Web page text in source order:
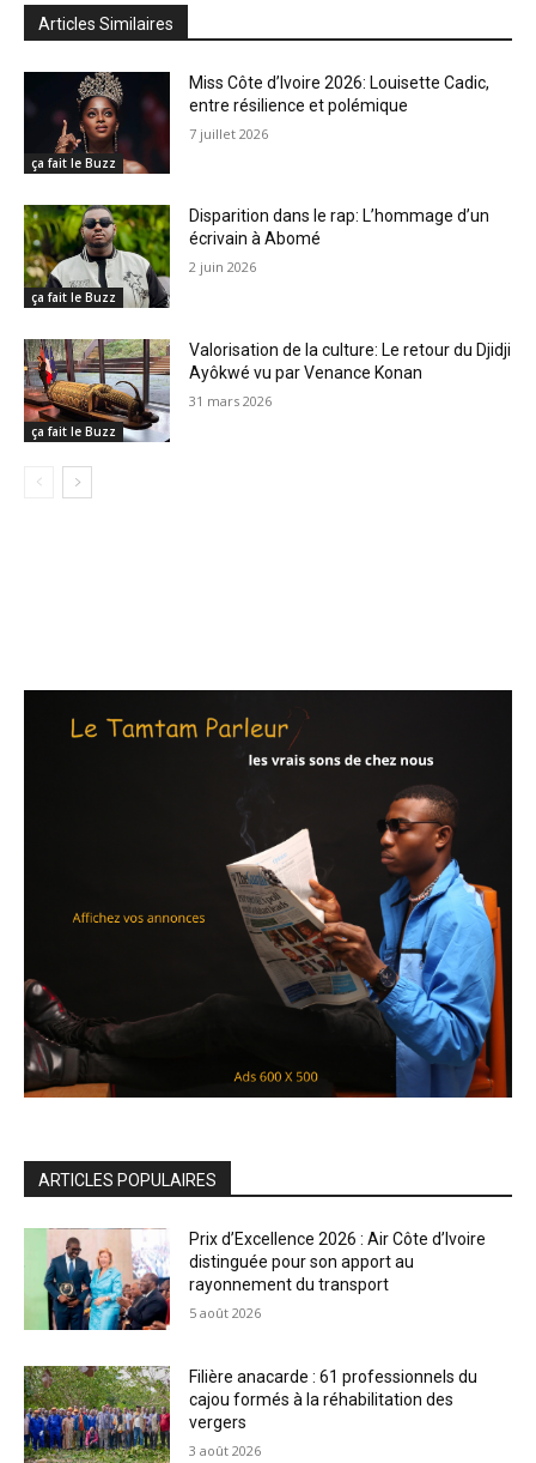
Articles Similaires
ça fait le Buzz
Miss Côte d’Ivoire 2026: Louisette Cadic,
entre résilience et polémique
7 juillet 2026
ça fait le Buzz
Disparition dans le rap: L’hommage d’un
écrivain à Abomé
2 juin 2026
ça fait le Buzz
Valorisation de la culture: Le retour du Djidji
Ayôkwé vu par Venance Konan
31 mars 2026
ARTICLES POPULAIRES
Prix d’Excellence 2026 : Air Côte d’Ivoire
distinguée pour son apport au
rayonnement du transport
5 août 2026
Filière anacarde : 61 professionnels du
cajou formés à la réhabilitation des
vergers
3 août 2026